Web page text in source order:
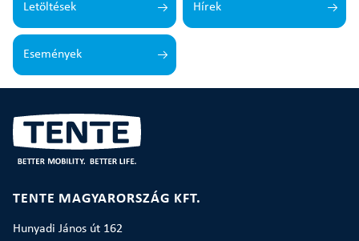
Letöltések Hírek
Események
TENTE MAGYARORSZÁG KFT.
Hunyadi János út 162